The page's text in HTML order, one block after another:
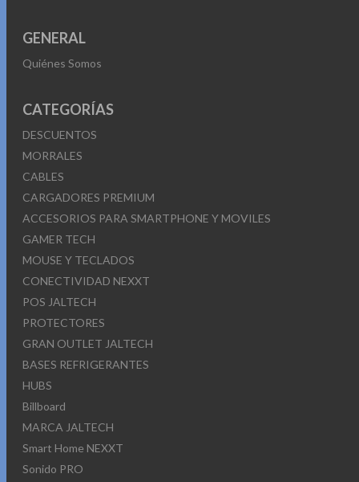
GENERAL
Quiénes Somos
CATEGORÍAS
DESCUENTOS
MORRALES
CABLES
CARGADORES PREMIUM
ACCESORIOS PARA SMARTPHONE Y MOVILES
GAMER TECH
MOUSE Y TECLADOS
CONECTIVIDAD NEXXT
POS JALTECH
PROTECTORES
GRAN OUTLET JALTECH
BASES REFRIGERANTES
HUBS
Billboard
MARCA JALTECH
Smart Home NEXXT
Sonido PRO